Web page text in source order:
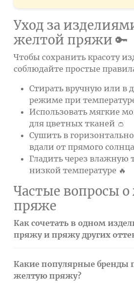
Уход за
желтой пряжи 🔑
Чтобы сохранить красоту
соблюдайте простые
Стирать вручную или в
режиме при температуре
Использовать мягкие
для цветных тканей 👛
Сушить в
вдали от прямого
Гладить через влажную
низкой температуре 🔥
Частые вопросы
пряже
Как сочетать в одном
пряжу и пряжу других
Какие популярные бренды
желтую пряжу?